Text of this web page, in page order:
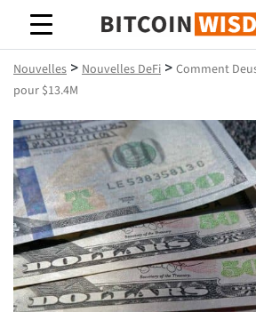
Bitcoin Sagesse
Nouvelles > Nouvelles DeFi > Comment
pour $13.4M